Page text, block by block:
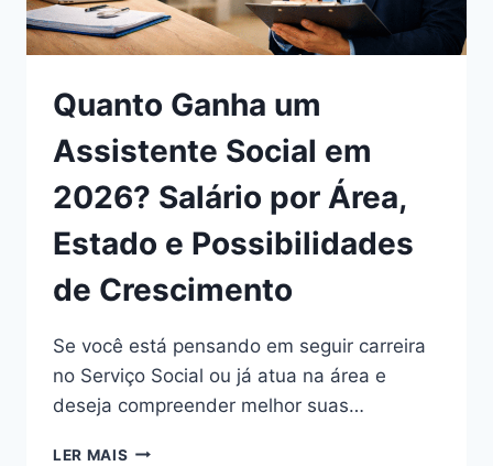
Quanto Ganha um
Assistente Social em
2026? Salário por Área,
Estado e Possibilidades
de Crescimento
Se você está pensando em seguir carreira
no Serviço Social ou já atua na área e
deseja compreender melhor suas…
LER MAIS QUANTO